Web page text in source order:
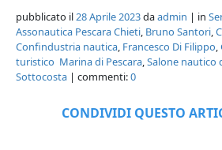
pubblicato il28 Aprile 2023daadmin | in
Assonautica Pescara Chieti, Bruno Santori,
Confindustria nautica, Francesco Di Filippo,
turistico Marina di Pescara,Salone nautico
Sottocosta | commenti:0
CONDIVIDI QUESTO